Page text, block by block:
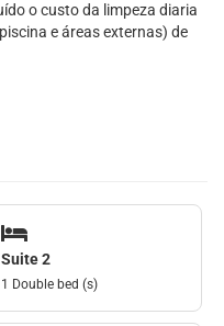
o custo da limpeza diaria
e áreas externas) de
Suite 2
1 Double bed (s)